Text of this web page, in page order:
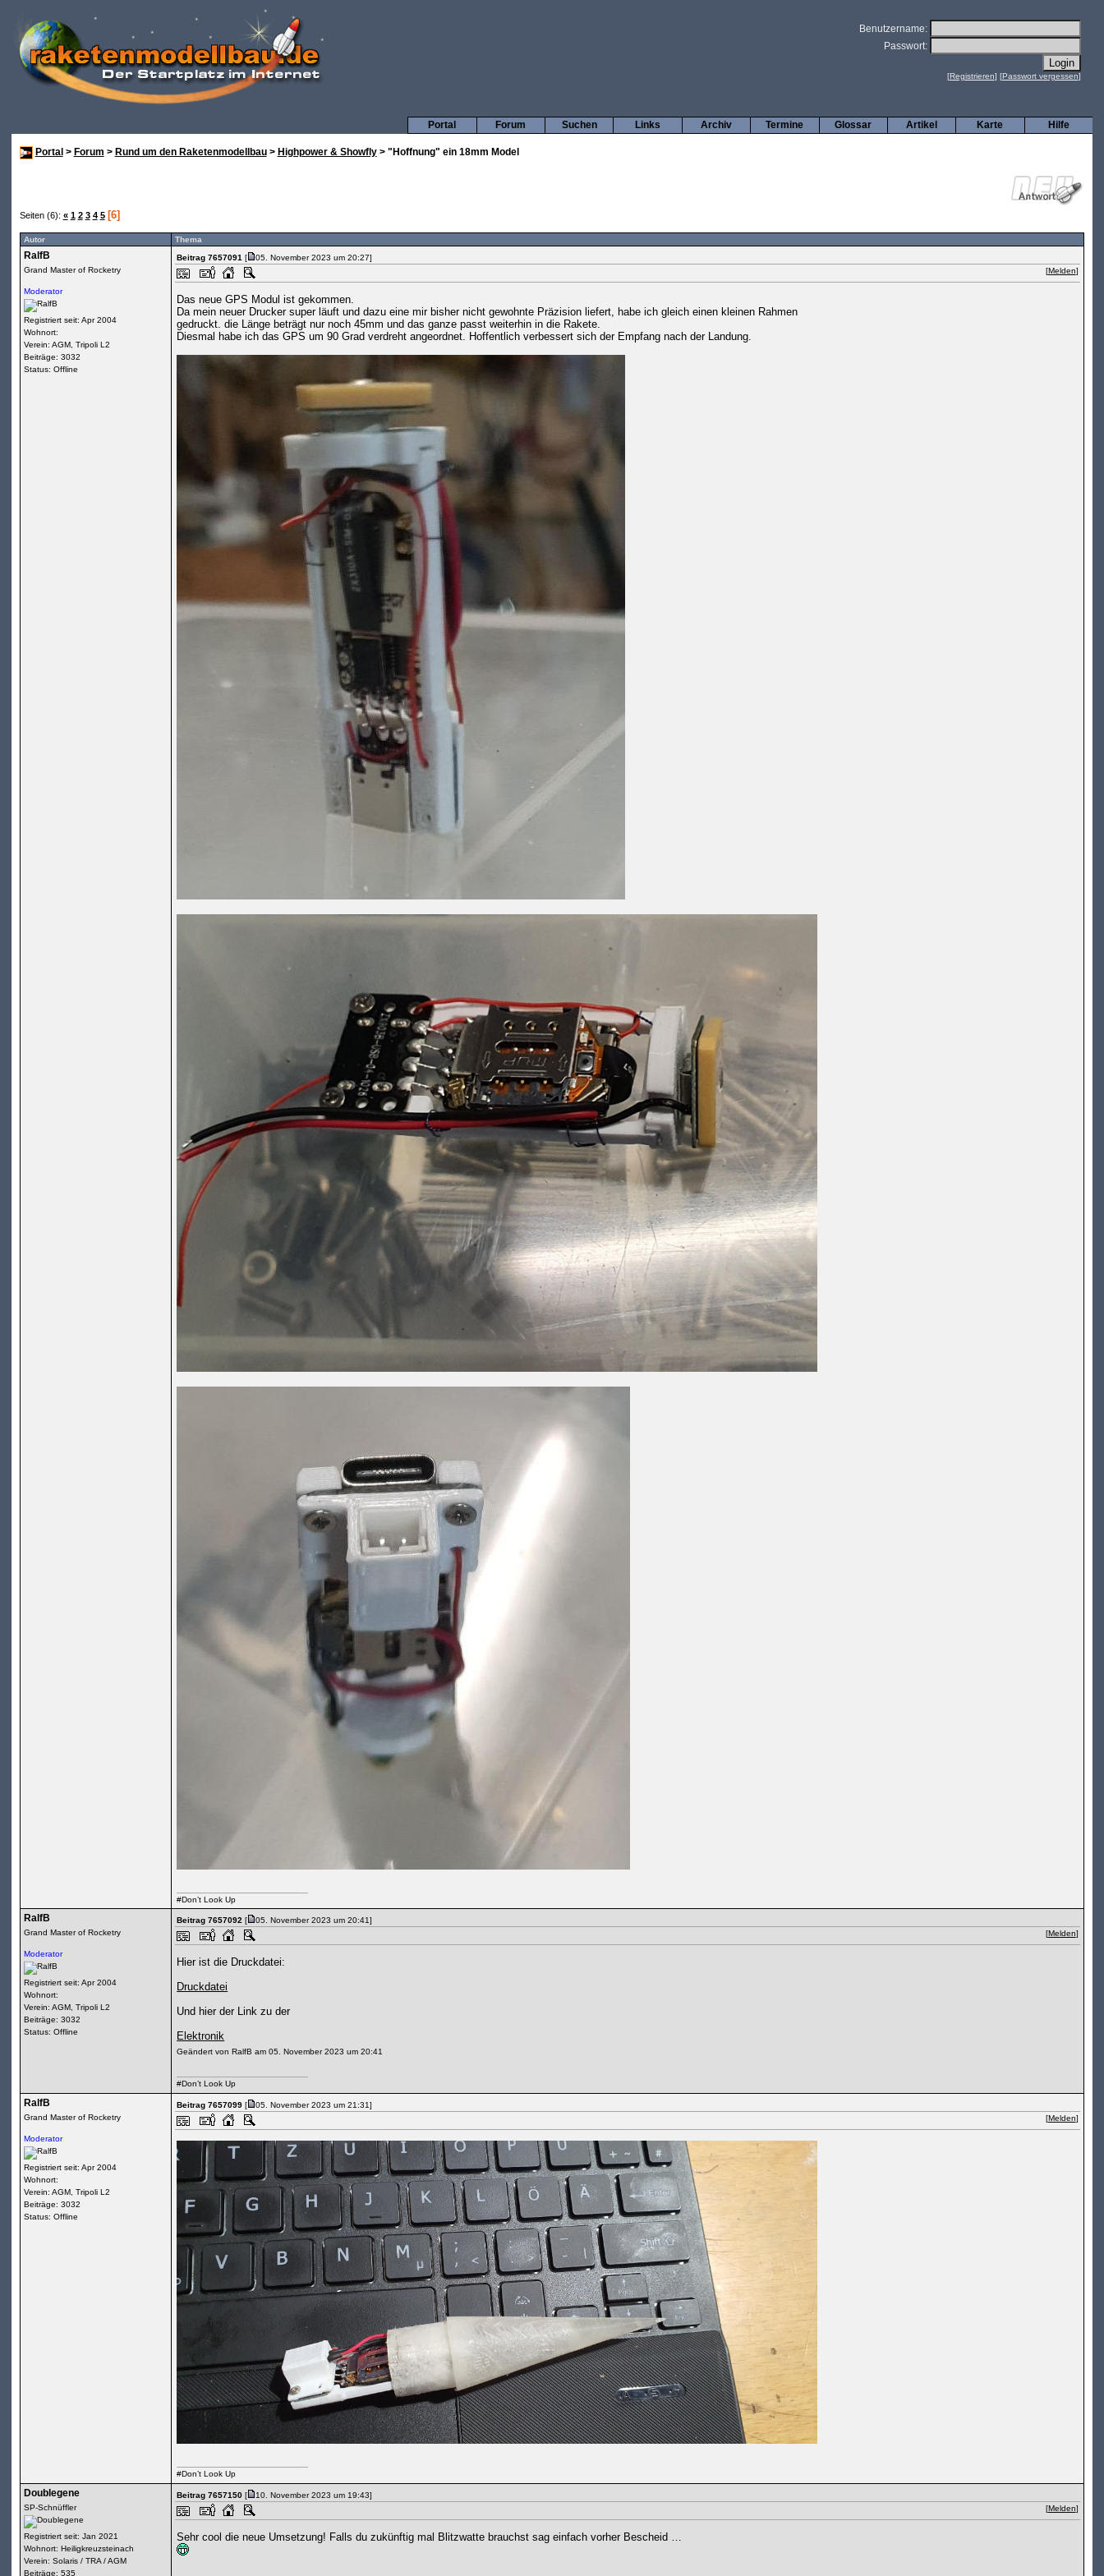
Benutzername:
Passwort:
[Registrieren] [Passwort vergessen]
Hilfe
Karte
Artikel
Glossar
Termine
Archiv
Links
Suchen
Forum
Portal
Portal > Forum > Rund um den Raketenmodellbau> Highpower & Showfly> "Hoffnung" ein 18mm Model
Seiten (6): « 1 2 3 4 5 [6]
Autor Thema
RalfB
Grand Master of Rocketry
Moderator
Registriert seit: Apr 2004
Wohnort:
Verein: AGM, Tripoli L2
Beiträge: 3032
Status: Offline
Beitrag 7657091[
05. November 2023 um 20:27]
[Melden]
Das neue GPS Modul ist gekommen.
Da mein neuer Drucker super läuft und dazu eine mir bisher nicht gewohnte Präzision liefert, habe ich gleich einen kleinen Rahmen
gedruckt. die Länge beträgt nur noch 45mm und das ganze passt weiterhin in die Rakete.
Diesmal habe ich das GPS um 90 Grad verdreht angeordnet. Hoffentlich verbessert sich der Empfang nach der Landung.
#Don’t Look Up
RalfB
Grand Master of Rocketry
Moderator
Registriert seit: Apr 2004
Wohnort:
Verein: AGM, Tripoli L2
Beiträge: 3032
Status: Offline
Beitrag 7657092[
05. November 2023 um 20:41]
[Melden]
Hier ist die Druckdatei:
Druckdatei
Und hier der Link zu der
Elektronik
Geändert von RalfB am 05. November 2023 um 20:41
#Don’t Look Up
RalfB
Grand Master of Rocketry
Moderator
Registriert seit: Apr 2004
Wohnort:
Verein: AGM, Tripoli L2
Beiträge: 3032
Status: Offline
Beitrag 7657099[
05. November 2023 um 21:31]
[Melden]
#Don’t Look Up
Doublegene
SP-Schnüffler
Registriert seit: Jan 2021
Wohnort: Heiligkreuzsteinach
Verein: Solaris / TRA / AGM
Beiträge: 535
Beitrag 7657150[
10. November 2023 um 19:43]
[Melden]
Sehr cool die neue Umsetzung! Falls du zukünftig mal Blitzwatte brauchst sag einfach vorher Bescheid …